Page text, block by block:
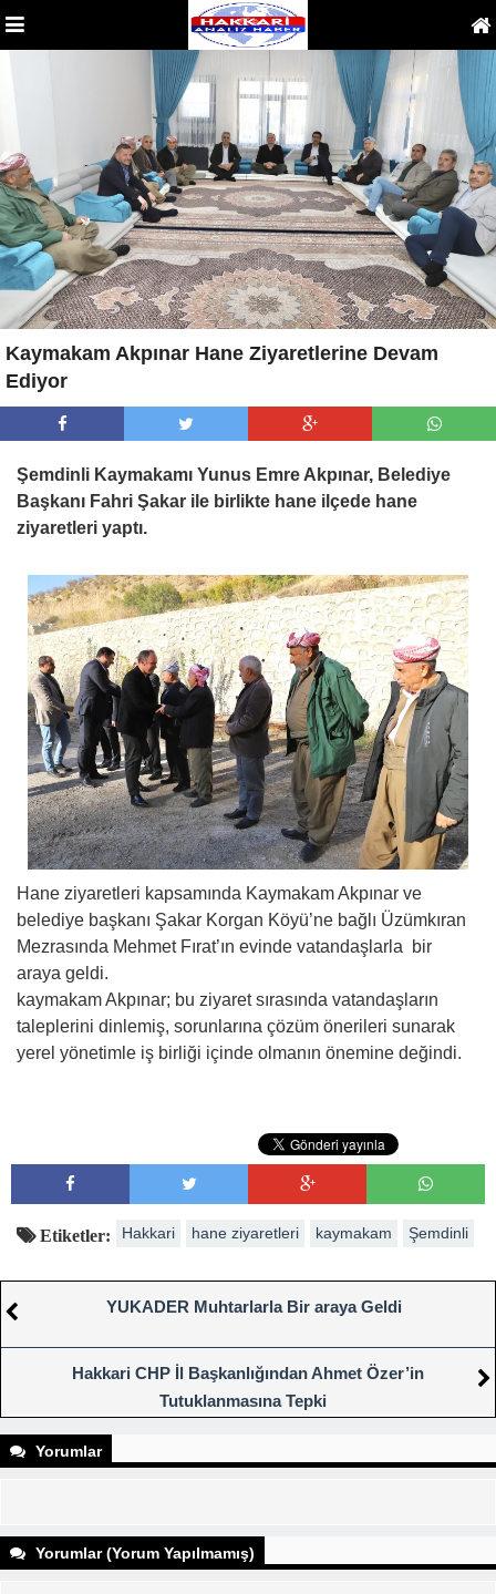
Kaymakam Akpınar Hane Ziyaretlerine Devam
Ediyor
Şemdinli Kaymakamı Yunus Emre Akpınar, Belediye
Başkanı Fahri Şakar ile birlikte hane ilçede hane
ziyaretleri yaptı.
Hane ziyaretleri kapsamında Kaymakam Akpınar ve
belediye başkanı Şakar Korgan Köyü’ne bağlı Üzümkıran
Mezrasında Mehmet Fırat’ın evinde vatandaşlarla bir
araya geldi.
kaymakam Akpınar; bu ziyaret sırasında vatandaşların
taleplerini dinlemiş, sorunlarına çözüm önerileri sunarak
yerel yönetimle iş birliği içinde olmanın önemine değindi.
Etiketler: Hakkari hane ziyaretleri kaymakam Şemdinli
YUKADER Muhtarlarla Bir araya Geldi
Hakkari CHP İl Başkanlığından Ahmet Özer’in
Tutuklanmasına Tepki
Yorumlar
Yorumlar (Yorum Yapılmamış)